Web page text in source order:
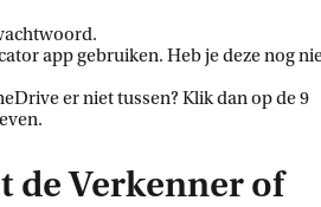
app gebruiken. Heb je deze nog
er niet tussen? Klik dan op de 9
de Verkenner of